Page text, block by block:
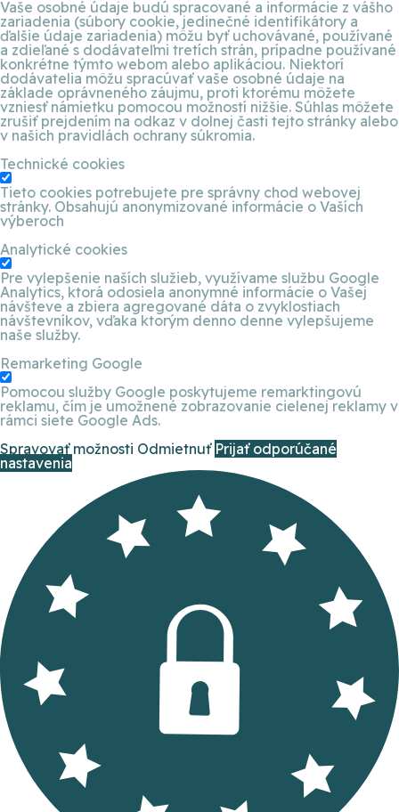
Vaše osobné údaje budú spracované a informácie z vášho
zariadenia (súbory cookie, jedinečné identifikátory a
ďalšie údaje zariadenia) môžu byť uchovávané, používané
a zdieľané s dodávateľmi tretích strán, prípadne používané
konkrétne týmto webom alebo aplikáciou. Niektorí
dodávatelia môžu spracúvať vaše osobné údaje na
základe oprávneného záujmu, proti ktorému môžete
vzniesť námietku pomocou možností nižšie. Súhlas môžete
zrušiť prejdením na odkaz v dolnej časti tejto stránky alebo
v našich pravidlách ochrany súkromia.
Technické cookies
Tieto cookies potrebujete pre správny chod webovej
stránky. Obsahujú anonymizované informácie o Vaších
výberoch
Analytické cookies
Pre vylepšenie naších služieb, využívame službu Google
Analytics, ktorá odosiela anonymné informácie o Vašej
návšteve a zbiera agregované dáta o zvyklostiach
návštevníkov, vďaka ktorým denno denne vylepšujeme
naše služby.
Remarketing Google
Pomocou služby Google poskytujeme remarktingovú
reklamu, čím je umožnené zobrazovanie cielenej reklamy v
rámci siete Google Ads.
Spravovať možnosti Odmietnuť Prijať odporúčané
nastavenia